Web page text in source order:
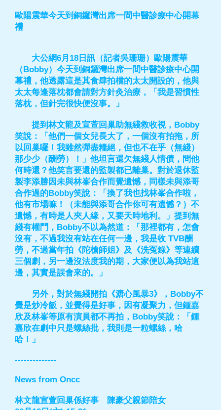
歐陽震華今天到銅鑼灣出席一間中醫診療中心開幕
禮
大公網6月18日訊（記者吳珊珊）歐陽震華
（Bobby）今天到銅鑼灣出席一間中醫診療中心開
幕禮，他透露這是其食肆拍檔的太太開設的，他與
太太每逢落枕都會請對方針灸治療，「我是習慣性
落枕，但針完很快便沒事。」
提到林文龍及宣萱回巢助無綫救收視，Bobby
笑說：「他們一個女兒長大了，一個沒有拍拖，所
以回巢囉！我雖然彈盡糧絕，但也不在乎（無綫）
那少少（酬勞）！」他坦言還欠無綫人情債，問他
何時還？他笑言要還的監製都已離巢。對於退休監
製李添勝因未與林峯合作而覺遺憾，同樣未與添哥
合作過的Bobby笑說：「換了我也找林峯合作啦，
他有市場嘛！（未能與添哥合作你可有遺憾？）不
遺憾，有時是人夾人緣，又要天時地利。」提到無
綫有權鬥，Bobby不以為然道：「那裡都有，怎會
沒有，不過我沒有站在任何一邊，我是收 TVB酬
勞，不過當年拍《陀槍師姐》及《洗冤錄》等連續
三個劇，另一邊沒法度我的期，大家便以為我站這
邊，其實是誤會來的。」
另外，對於無綫開拍《溏心風暴3》，Bobby不
覺是炒冷飯，並覺得是好事，因有凝聚力，但鍾嘉
欣及林峯等原有演員都不再拍，Bobby笑說：「鍾
嘉欣在劇中只是螺絲批，我則是一粒螺絲，哈
哈！」
--------------
News from Oncc
林文龍宣萱回巢係好事 陳豪父親節陪女